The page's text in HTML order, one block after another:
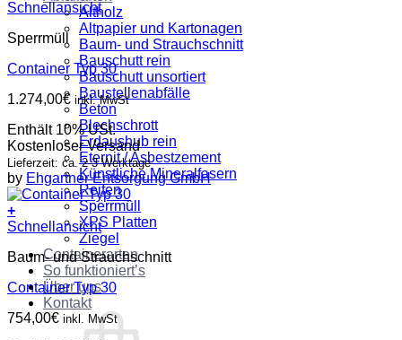
Altholz
Altpapier und Kartonagen
Baum- und Strauchschnitt
Bauschutt rein
Bauschutt unsortiert
Baustellenabfälle
Beton
Blechschrott
Erdaushub rein
Eternit / Asbestzement
Künstliche Mineralfasern
Reifen
Sperrmüll
XPS Platten
Ziegel
Containerarten
So funktioniert’s
Über uns
Kontakt
Schnellansicht
Sperrmüll
Container Typ 30
1.274,00€ inkl. MwSt
Enthält 10% USt.
Kostenloser Versand
Lieferzeit: ca. 2-3 Werktage
by Ehgartner Entsorgung GmbH
+
Schnellansicht
Baum- und Strauchschnitt
Container Typ 30
754,00€ inkl. MwSt